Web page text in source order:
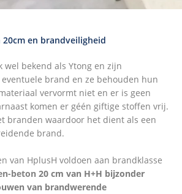
en brandveiligheid
wel bekend als Ytong en zijn
brand en ze behouden hun
vervormt niet en er is geen
komen er géén giftige stoffen vrij.
branden waardoor het dient als een
brand.
van HplusH voldoen aan brandklasse
beton 20 cm van H+H bijzonder
van brandwerende